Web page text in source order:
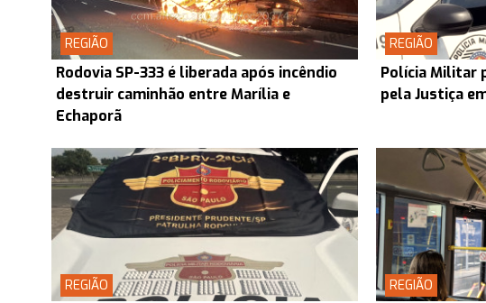
REGIÃO
Rodovia SP-333 é liberada após incêndio
destruir caminhão entre Marília e
Echaporã
REGIÃO
Polícia Militar
pela Justiça
REGIÃO REGIÃO